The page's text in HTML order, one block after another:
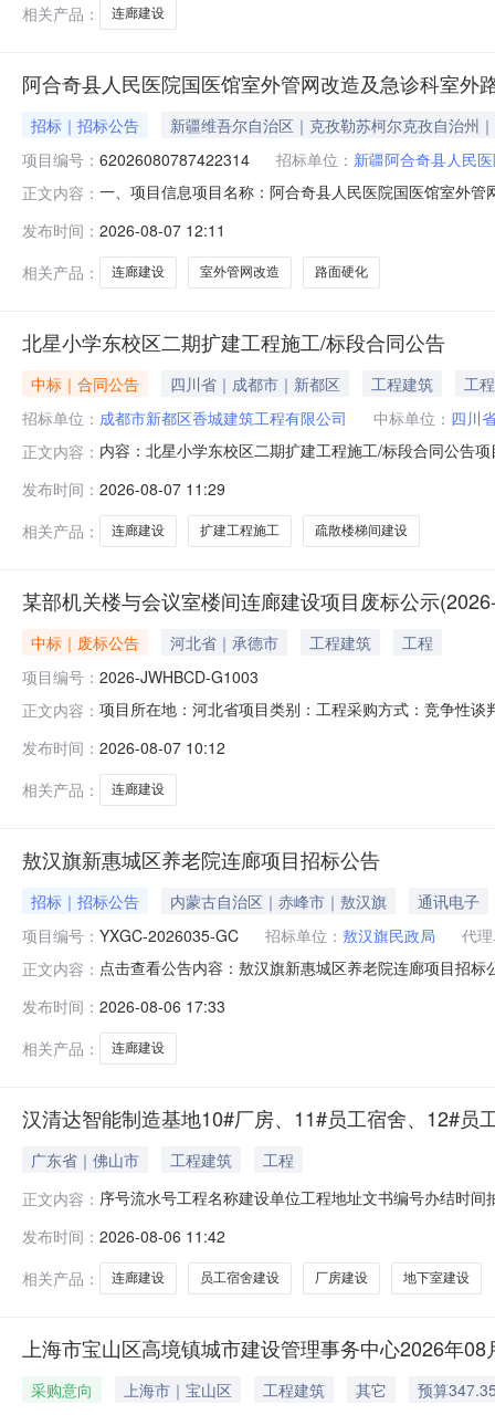
相关产品：
连廊建设
阿合奇县人民医院国医馆室外管网改造及急诊科室外
招标｜招标公告
新疆维吾尔自治区｜克孜勒苏柯尔克孜自治州
项目编号： 62026080787422314 招标单位： 新疆阿合奇县人民
正文内容： 一、项目信息项目名称：阿合奇县人民医院国医馆室外
政府采购法》第二十二条的规定。二、采购需求清单商
发布时间： 2026-08-07 12:11
相关产品：
连廊建设 室外管网改造 路面硬化
北星小学东校区二期扩建工程施工/标段合同公告
中标｜合同公告 四川省｜成都市｜新都区 工程建筑
工程
招标单位： 成都市新都区香城建筑工程有限公司 中标单位： 四川
正文内容： 内容：北星小学东校区二期扩建工程施工/标段合同公告
民镇大成街116号1层028-83071118(牵头人)中航建设集
发布时间： 2026-08-07 11:29
相关产品：
连廊建设 扩建工程施工 疏散楼梯间建设
某部机关楼与会议室楼间连廊建设项目废标公示
中标｜废标公告 河北省｜承德市 工程建筑
工程
项目编号： 2026-JWHBCD-G1003
正文内容： 项目所在地：河北省项目类别：工程采购方式：竞争性
交有效投标文件的供应商不足三家，项目废标。，项目
谢，希望今后继续
发布时间： 2026-08-07 10:12
相关产品：
连廊建设
敖汉旗新惠城区养老院连廊项目招标公告
招标｜招标公告 内蒙古自治区｜赤峰市｜敖汉旗
通讯电子
项目编号： YXGC-2026035-GC 招标单位： 敖汉旗民政局
代
正文内容： 点击查看公告内容：敖汉旗新惠城区养老院连廊项目招标
发布时间： 2026-08-06 17:33
相关产品：
连廊建设
汉清达智能制造基地10#厂房、11#员工宿舍、12#
广东省｜佛山市 工程建筑
工程
正文内容： 序号流水号工程名称建设单位工程地址文书编号办结时
发布时间： 2026-08-06 11:42
相关产品：
连廊建设 员工宿舍建设 厂房建设 地下室建设
上海市宝山区高境镇城市建设管理事务中心2026年
采购意向 上海市｜宝山区 工程建筑 其它
预算